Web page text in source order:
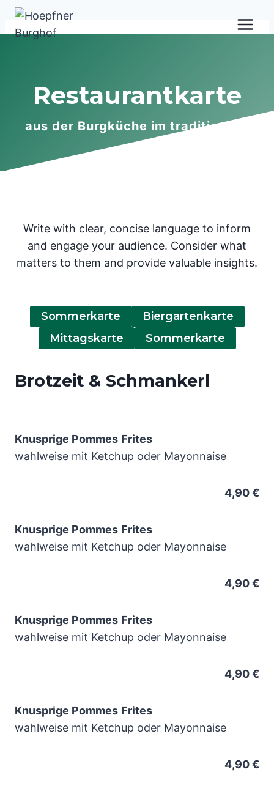
Skip
content
Restaurantkarte
aus der Burgküche im traditionelle
Write with clear, concise language to inform
and engage your audience. Consider what
matters to them and provide valuable insights.
Sommerkarte
Biergartenkarte
Mittagskarte
Sommerkarte
Brotzeit & Schmankerl
Knusprige Pommes Frites
wahlweise mit Ketchup oder Mayonnaise
4,90 €
Knusprige Pommes Frites
wahlweise mit Ketchup oder Mayonnaise
4,90 €
Knusprige Pommes Frites
wahlweise mit Ketchup oder Mayonnaise
4,90 €
Knusprige Pommes Frites
wahlweise mit Ketchup oder Mayonnaise
4,90 €